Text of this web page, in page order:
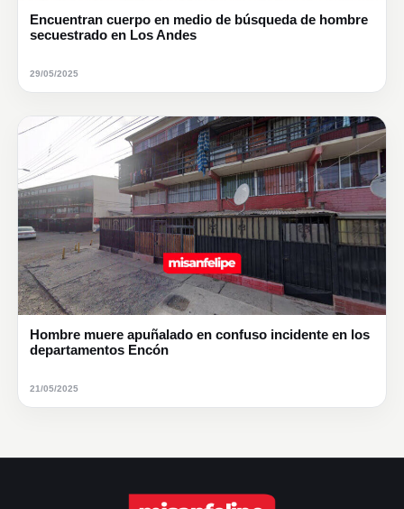
Encuentran cuerpo en medio de búsqueda de hombre
secuestrado en Los Andes
29/05/2025
Hombre muere apuñalado en confuso incidente en los
departamentos Encón
21/05/2025